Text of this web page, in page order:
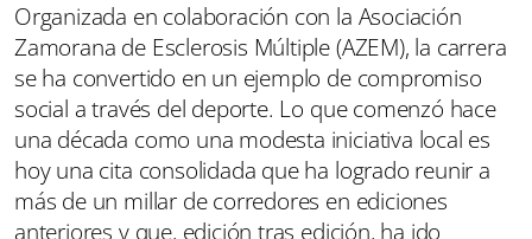
Organizada en colaboración con la Asociación
Zamorana de Esclerosis Múltiple (AZEM), la carrera
se ha convertido en un ejemplo de compromiso
social a través del deporte. Lo que comenzó hace
una década como una modesta iniciativa local es
hoy una cita consolidada que ha logrado reunir a
más de un millar de corredores en ediciones
anteriores y que, edición tras edición, ha ido